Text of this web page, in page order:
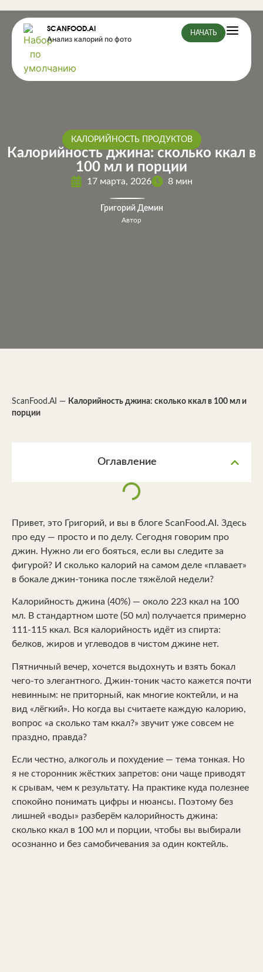
SCANFOOD.AI
Анализ калорий по фото
НАЧАТЬ
КАЛОРИЙНОСТЬ ПРОДУКТОВ
Калорийность джина: сколько ккал в
100 мл и порции
17 марта, 2026 8 мин
Григорий Демин
Автор
ScanFood.AI — Калорийность джина: сколько ккал в 100 мл и
порции
Оглавление
Привет, это Григорий, и вы в блоге ScanFood.AI. Здесь
про еду — просто и по делу. Сегодня говорим про
джин. Нужно ли его бояться, если вы следите за
фигурой? И сколько калорий на самом деле «плавает»
в бокале джин-тоника после тяжёлой недели?
Калорийность джина (40%) — около 223 ккал на 100
мл. В стандартном шоте (50 мл) получается примерно
111-115 ккал. Вся калорийность идёт из спирта:
белков, жиров и углеводов в чистом джине нет.
Пятничный вечер, хочется выдохнуть и взять бокал
чего-то элегантного. Джин-тоник часто кажется почти
невинным: не приторный, как многие коктейли, и на
вид «лёгкий». Но когда вы считаете каждую калорию,
вопрос «а сколько там ккал?» звучит уже совсем не
праздно, правда?
Если честно, алкоголь и похудение — тема тонкая. Но
я не сторонник жёстких запретов: они чаще приводят
к срывам, чем к результату. На практике куда полезнее
спокойно понимать цифры и нюансы. Поэтому без
лишней «воды» разберём калорийность джина:
сколько ккал в 100 мл и порции, чтобы вы выбирали
осознанно и без самобичевания за один коктейль.